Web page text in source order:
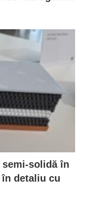
semi-solidă în
detaliu cu